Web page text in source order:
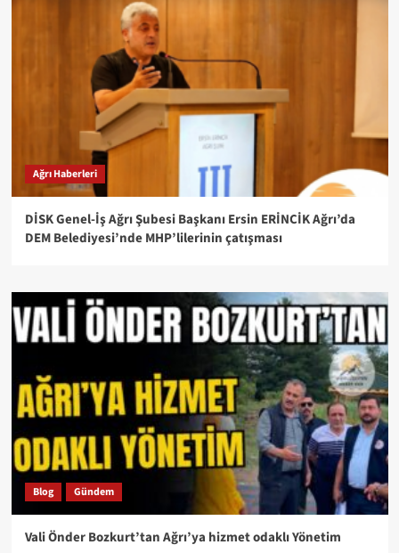
Ağrı Haberleri
DİSK Genel-İş Ağrı Şubesi Başkanı Ersin ERİNCİK Ağrı’da
DEM Belediyesi’nde MHP’lilerinin çatışması
Blog Gündem
Vali Önder Bozkurt’tan Ağrı’ya hizmet odaklı Yönetim